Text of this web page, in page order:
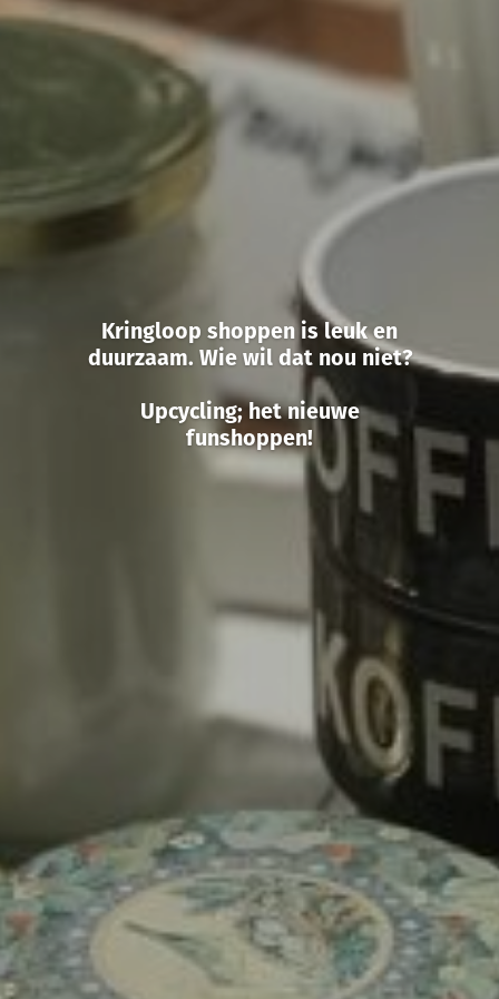
Kringloop shoppen is leuk en
duurzaam. Wie wil dat nou niet?
Upcycling; het nieuwe
funshoppen!